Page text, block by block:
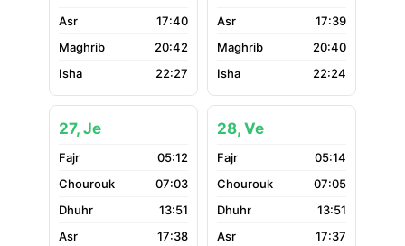
17:40
20:42
22:27
17:39
20:40
22:24
27, Je
05:12
07:03
13:51
17:38
28, Ve
05:14
07:05
13:51
17:37